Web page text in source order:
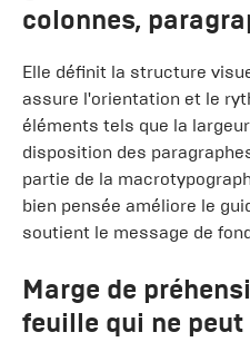
colonnes,
Elle définit la structure
assure l'orientation et le
éléments tels que la
disposition des
partie de la
bien pensée améliore le
soutient le message de
Marge de
feuille qui ne peut